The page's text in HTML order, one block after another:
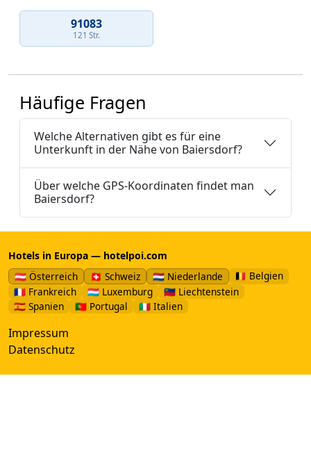
91083
121 Str.
Häufige Fragen
Welche Alternativen gibt es für eine
Unterkunft in der Nähe von Baiersdorf?
Über welche GPS-Koordinaten findet man
Baiersdorf?
Hotels in Europa — hotelpoi.com
🇦🇹 Österreich
🇨🇭 Schweiz 🇳🇱 Niederlande
🇧🇪 Belgien
🇫🇷 Frankreich
🇱🇺 Luxemburg
🇱🇮 Liechtenstein
🇪🇸 Spanien
🇵🇹 Portugal 🇮🇹 Italien
Impressum
Datenschutz